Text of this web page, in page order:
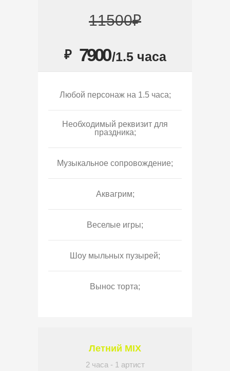
11500₽
₽ 7900/1.5 часа
Любой персонаж на 1.5 часа;
Необходимый реквизит для
праздника;
Музыкальное сопровождение;
Аквагрим;
Веселые игры;
Шоу мыльных пузырей;
Вынос торта;
Летний MIX
2 часа - 1 артист